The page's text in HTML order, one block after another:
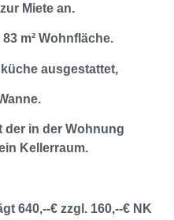
Miete an.
m² Wohnfläche.
ausgestattet,
der in der Wohnung
Kellerraum.
640,--€ zzgl. 160,--€ NK